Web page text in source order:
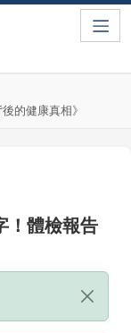
的健康真相》
！體檢報告